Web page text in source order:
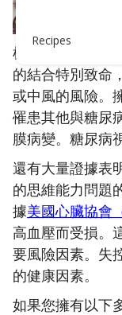
Recipes
根據美國糖尿病
的結合特別致命
或中風的風險。
罹患其他與糖尿
膜病變。糖尿病
還有大量證據表
的思維能力問題
據美國心臟協會
高血壓而受損。
要風險因素。失
的健康因素。
如果您擁有以下